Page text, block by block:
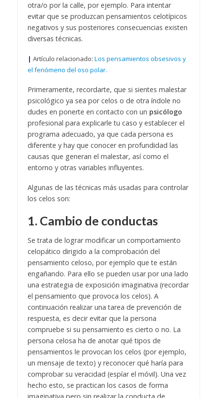
otra/o por la calle, por ejemplo. Para intentar
evitar que se produzcan pensamientos celotípicos
negativos y sus posteriores consecuencias existen
diversas técnicas.
| Artículo relacionado: Los pensamientos obsesivos y
el fenómeno del oso polar.
Primeramente, recordarte, que si sientes malestar
psicológico ya sea por celos o de otra índole no
dudes en ponerte en contacto con un psicólogo
profesional para explicarle tu caso y establecer el
programa adecuado, ya que cada persona es
diferente y hay que conocer en profundidad las
causas que generan el malestar, así como el
entorno y otras variables influyentes.
Algunas de las técnicas más usadas para controlar
los celos son:
1. Cambio de conductas
Se trata de lograr modificar un comportamiento
celopático dirigido a la comprobación del
pensamiento celoso, por ejemplo que te están
engañando. Para ello se pueden usar por una lado
una estrategia de exposición imaginativa (recordar
el pensamiento que provoca los celos). A
continuación realizar una tarea de prevención de
respuesta, es decir evitar que la persona
compruebe si su pensamiento es cierto o no. La
persona celosa ha de anotar qué tipos de
pensamientos le provocan los celos (por ejemplo,
un mensaje de texto) y reconocer qué haría para
comprobar su veracidad (espíar el móvil). Una vez
hecho esto, se practican los casos de forma
imaginativa pero sin realizar la conducta de